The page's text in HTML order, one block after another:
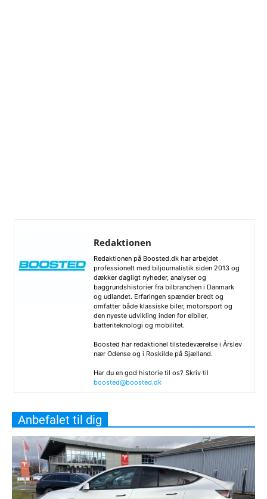
Redaktionen
Redaktionen på Boosted.dk har arbejdet
professionelt med biljournalistik siden 2013 og
dækker dagligt nyheder, analyser og
baggrundshistorier fra bilbranchen i Danmark
og udlandet. Erfaringen spænder bredt og
omfatter både klassiske biler, motorsport og
den nyeste udvikling inden for elbiler,
batteriteknologi og mobilitet.
Boosted har redaktionel tilstedeværelse i Årslev
nær Odense og i Roskilde på Sjælland.
Har du en god historie til os? Skriv til
boosted@boosted.dk